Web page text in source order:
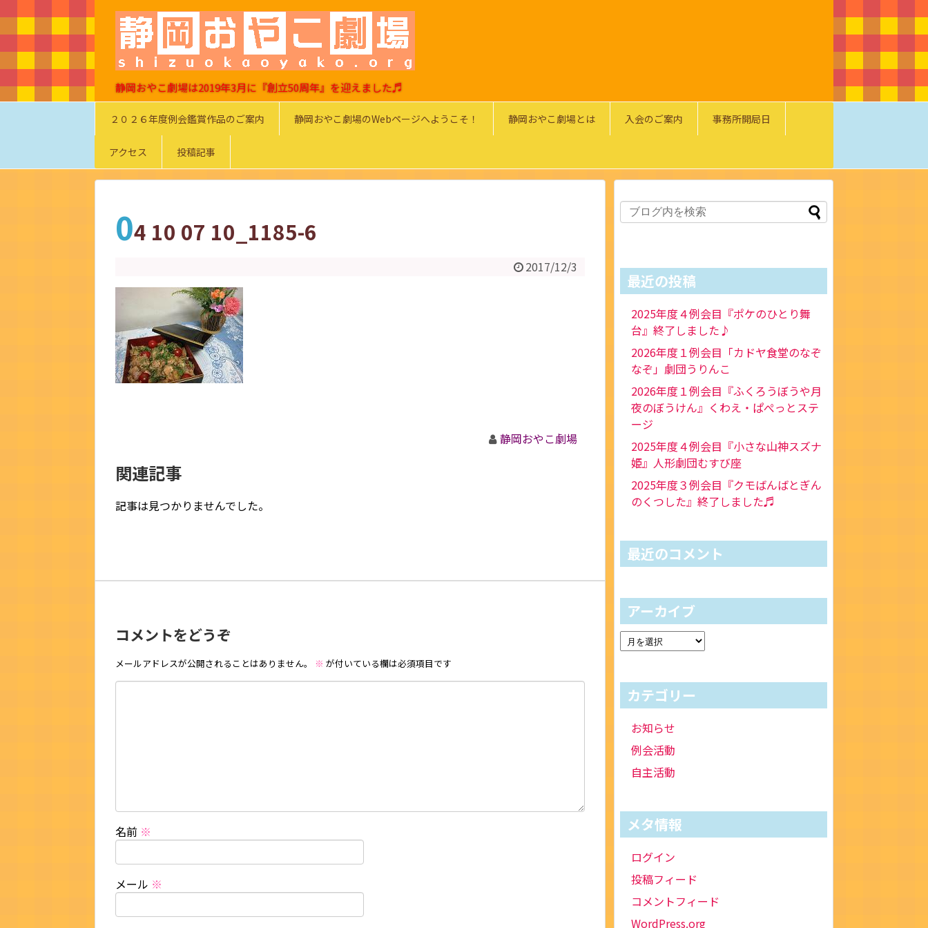
静岡おやこ劇場は2019年3月に『創立50周年』を迎えました♬
２０２６年度例会鑑賞作品のご案内 静岡おやこ劇場のWebページへようこそ！ 静岡おやこ劇場とは 入会のご案内 事務所開局日
アクセス 投稿記事
04 10 07 10_1185-6
2017/12/3
静岡おやこ劇場
関連記事
記事は見つかりませんでした。
コメントをどうぞ
メールアドレスが公開されることはありません。 ※ が付いている欄は必須項目です
名前 ※
メール ※
最近の投稿
2025年度４例会目『ポケのひとり舞
台』終了しました♪
2026年度１例会目「カドヤ食堂のなぞ
なぞ」劇団うりんこ
2026年度１例会目『ふくろうぼうや月
夜のぼうけん』くわえ・ぱぺっとステ
ージ
2025年度４例会目『小さな山神スズナ
姫』人形劇団むすび座
2025年度３例会目『クモばんばとぎん
のくつした』終了しました♬
最近のコメント
アーカイブ
カテゴリー
お知らせ
例会活動
自主活動
メタ情報
ログイン
投稿フィード
コメントフィード
WordPress.org